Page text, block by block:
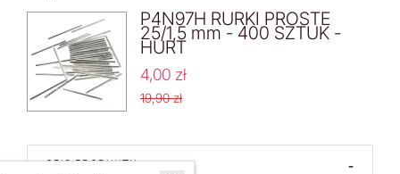
P4N97H RURKI PROSTE
25/1,5 mm - 400 SZTUK -
HURT
4,00 zł
19,90 zł
OPIS PRODUKTU -